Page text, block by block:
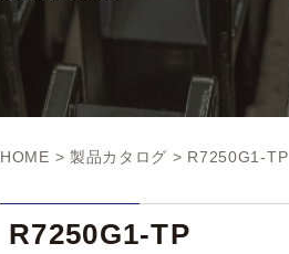
HOME > 製品カタログ > R7250G1-TP
R7250G1-TP